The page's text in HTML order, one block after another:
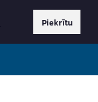
Piekrītu